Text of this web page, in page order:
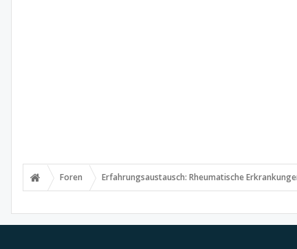
Foren Erfahrungsaustausch: Rheumatische